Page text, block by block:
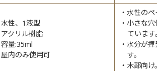
水性、1液型
アクリル樹脂
容量:35ml
屋内のみ使用可
水性のペ
小さな
ています。
水分が揮
す。
木部向け。